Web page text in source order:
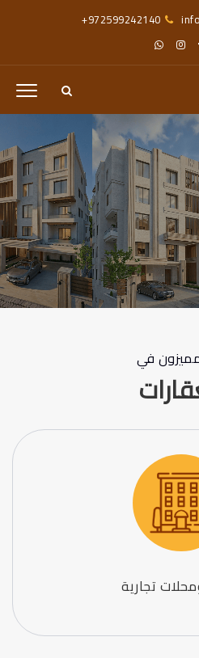
info
+972599242140
في
تجارية